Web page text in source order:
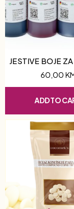
JESTIVE BOJE
60,00
ADD TO